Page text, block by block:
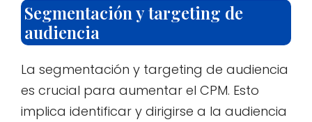
Segmentación y targeting de
audiencia
La segmentación y targeting de audiencia
es crucial para aumentar el CPM. Esto
implica identificar y dirigirse a la audiencia